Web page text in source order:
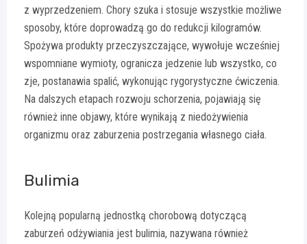
z wyprzedzeniem. Chory szuka i stosuje wszystkie możliwe
sposoby, które doprowadzą go do redukcji kilogramów.
Spożywa produkty przeczyszczające, wywołuje wcześniej
wspomniane wymioty, ogranicza jedzenie lub wszystko, co
zje, postanawia spalić, wykonując rygorystyczne ćwiczenia.
Na dalszych etapach rozwoju schorzenia, pojawiają się
również inne objawy, które wynikają z niedożywienia
organizmu oraz zaburzenia postrzegania własnego ciała.
Bulimia
Kolejną popularną jednostką chorobową dotyczącą
zaburzeń odżywiania jest bulimia, nazywana również